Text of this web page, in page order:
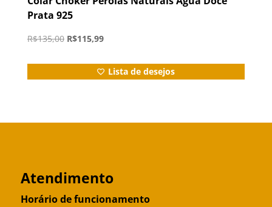
Prata 925
R$135,00 O
original
era:
R$115,99O
atual
é:
Lista de desejos
Atendimento
Horário de funcionamento